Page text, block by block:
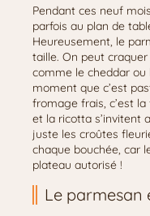
Pendant ces neuf
parfois au plan de
Heureusement, le
taille. On peut
comme le cheddar ou
moment que c’est
fromage frais, c’est
et la ricotta s’invitent
juste les croûtes
chaque bouchée, car
plateau autorisé !
Le parmesan